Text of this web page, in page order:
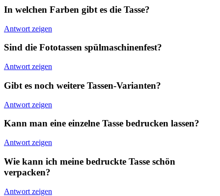
In welchen Farben gibt es die Tasse?
Antwort zeigen
Sind die Fototassen spülmaschinenfest?
Antwort zeigen
Gibt es noch weitere Tassen-Varianten?
Antwort zeigen
Kann man eine einzelne Tasse bedrucken lassen?
Antwort zeigen
Wie kann ich meine bedruckte Tasse schön
verpacken?
Antwort zeigen